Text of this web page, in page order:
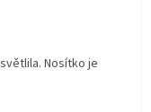
Nosítko je